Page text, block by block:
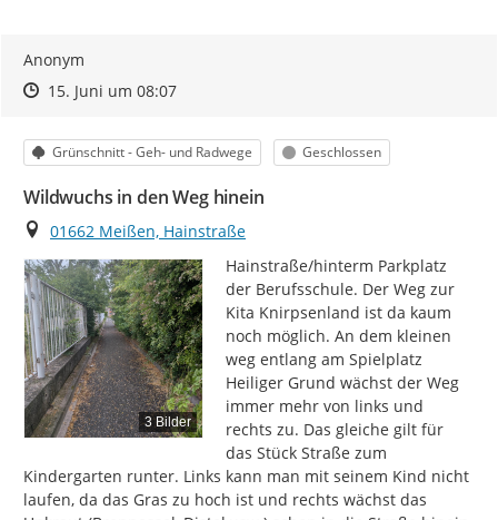
Anonym
Zeitpunkt des Erstellens
Zeitpunkt des Erstellens
15. Juni um 08:07Zur Äußerung
Kategorie
Grünschnitt - Geh- und Radwege Status
Geschlossen
Wildwuchs in den Weg hinein
Ort
01662 Meißen, Hainstraße
3 Bilder
Hainstraße/hinterm Parkplatz
der Berufsschule. Der Weg zur
Kita Knirpsenland ist da kaum
noch möglich. An dem kleinen
weg entlang am Spielplatz
Heiliger Grund wächst der Weg
immer mehr von links und
rechts zu. Das gleiche gilt für
das Stück Straße zum
Kindergarten runter. Links kann man mit seinem Kind nicht
laufen, da das Gras zu hoch ist und rechts wächst das